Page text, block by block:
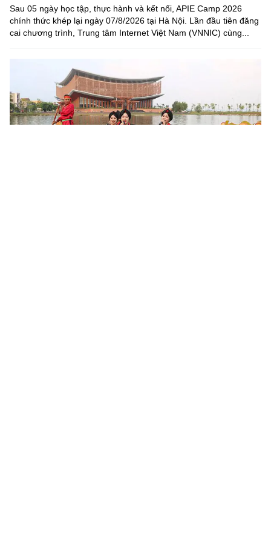
Sau 05 ngày học tập, thực hành và kết nối, APIE Camp 2026
chính thức khép lại ngày 07/8/2026 tại Hà Nội. Lần đầu tiên đăng
cai chương trình, Trung tâm Internet Việt Nam (VNNIC) cùng...